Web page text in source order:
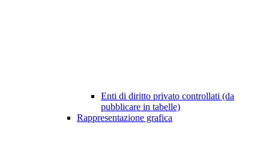
Enti di diritto privato controllati (da
pubblicare in tabelle)
Rappresentazione grafica